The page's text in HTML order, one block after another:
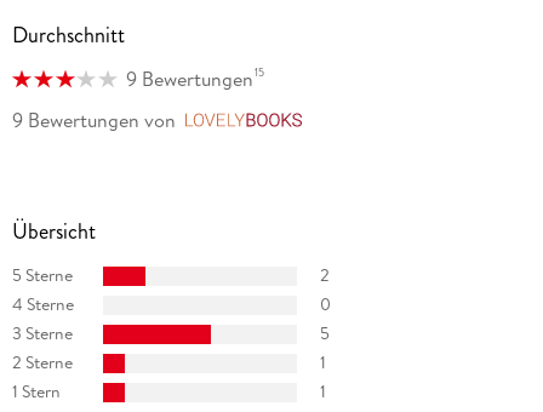
Hörbücher [. . .] besonders. « WAZ
»Die Hörbuch-Edition Große Werke. Große Stimmen. umfasst
herausragende Lesungen deutschsprachiger Sprecherinnen
Durchschnitt
9 Bewertungen15
9 Bewertungen von
Übersicht
5 Sterne
2
4 Sterne
0
3 Sterne
5
2 Sterne
1
1 Stern
1